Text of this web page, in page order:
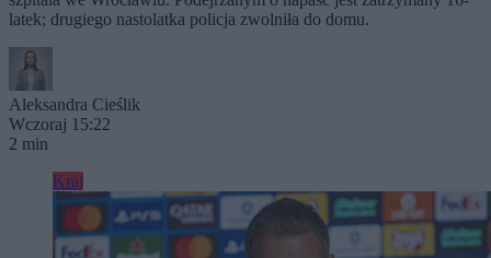
latek; drugiego nastolatka policja zwolniła do domu.
Aleksandra Cieślik
Wczoraj 15:22
2 min
Kraj